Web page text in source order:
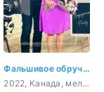
Фальшивое обручение
2022, Канада, мелодрама, комедия